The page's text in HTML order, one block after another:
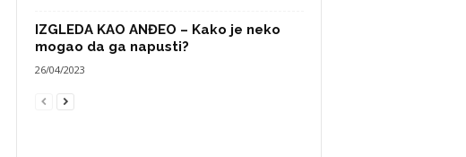
IZGLEDA KAO ANĐEO – Kako je neko
mogao da ga napusti?
26/04/2023